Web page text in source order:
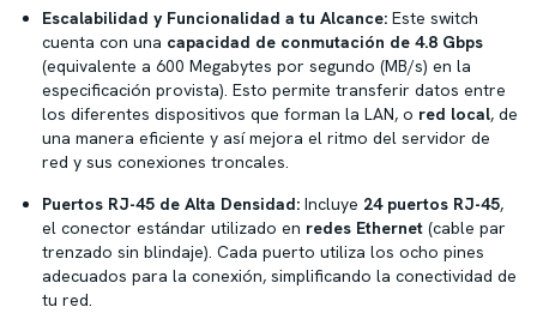
Escalabilidad y Funcionalidad a tu Alcance: Este switch
cuenta con una capacidad de conmutación de 4.8 Gbps
(equivalente a 600 Megabytes por segundo (MB/s) en la
especificación provista). Esto permite transferir datos entre
los diferentes dispositivos que forman la LAN, o red local, de
una manera eficiente y así mejora el ritmo del servidor de
red y sus conexiones troncales.
Puertos RJ-45 de Alta Densidad: Incluye 24 puertos RJ-45,
el conector estándar utilizado en redes Ethernet (cable par
trenzado sin blindaje). Cada puerto utiliza los ocho pines
adecuados para la conexión, simplificando la conectividad de
tu red.